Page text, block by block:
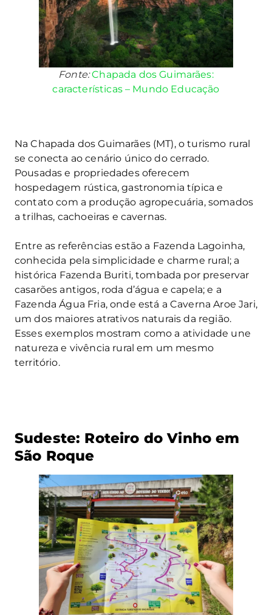
Fonte:Chapada dos Guimarães:
características – Mundo Educação
Na Chapada dos Guimarães (MT), o turismo rural
se conecta ao cenário único do cerrado.
Pousadas e propriedades oferecem
hospedagem rústica, gastronomia típica e
contato com a produção agropecuária, somados
a trilhas, cachoeiras e cavernas.
Entre as referências estão a Fazenda Lagoinha,
conhecida pela simplicidade e charme rural; a
histórica Fazenda Buriti, tombada por preservar
casarões antigos, roda d’água e capela; e a
Fazenda Água Fria, onde está a Caverna Aroe Jari,
um dos maiores atrativos naturais da região.
Esses exemplos mostram como a atividade une
natureza e vivência rural em um mesmo
território.
Sudeste: Roteiro do Vinho em
São Roque